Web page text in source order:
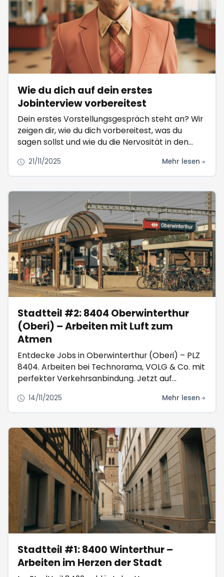
Wie du dich auf dein erstes
Jobinterview vorbereitest
Dein erstes Vorstellungsgespräch steht an? Wir
zeigen dir, wie du dich vorbereitest, was du
sagen sollst und wie du die Nervosität in den
21/11/2025 Mehr lesen
Stadtteil #2: 8404 Oberwinterthur
(Oberi) – Arbeiten mit Luft zum
Atmen
Entdecke Jobs in Oberwinterthur (Oberi) – PLZ
8404. Arbeiten bei Technorama, VOLG & Co. mit
perfekter Verkehrsanbindung. Jetzt auf
14/11/2025 Mehr lesen
Stadtteil #1: 8400 Winterthur –
Arbeiten im Herzen der Stadt